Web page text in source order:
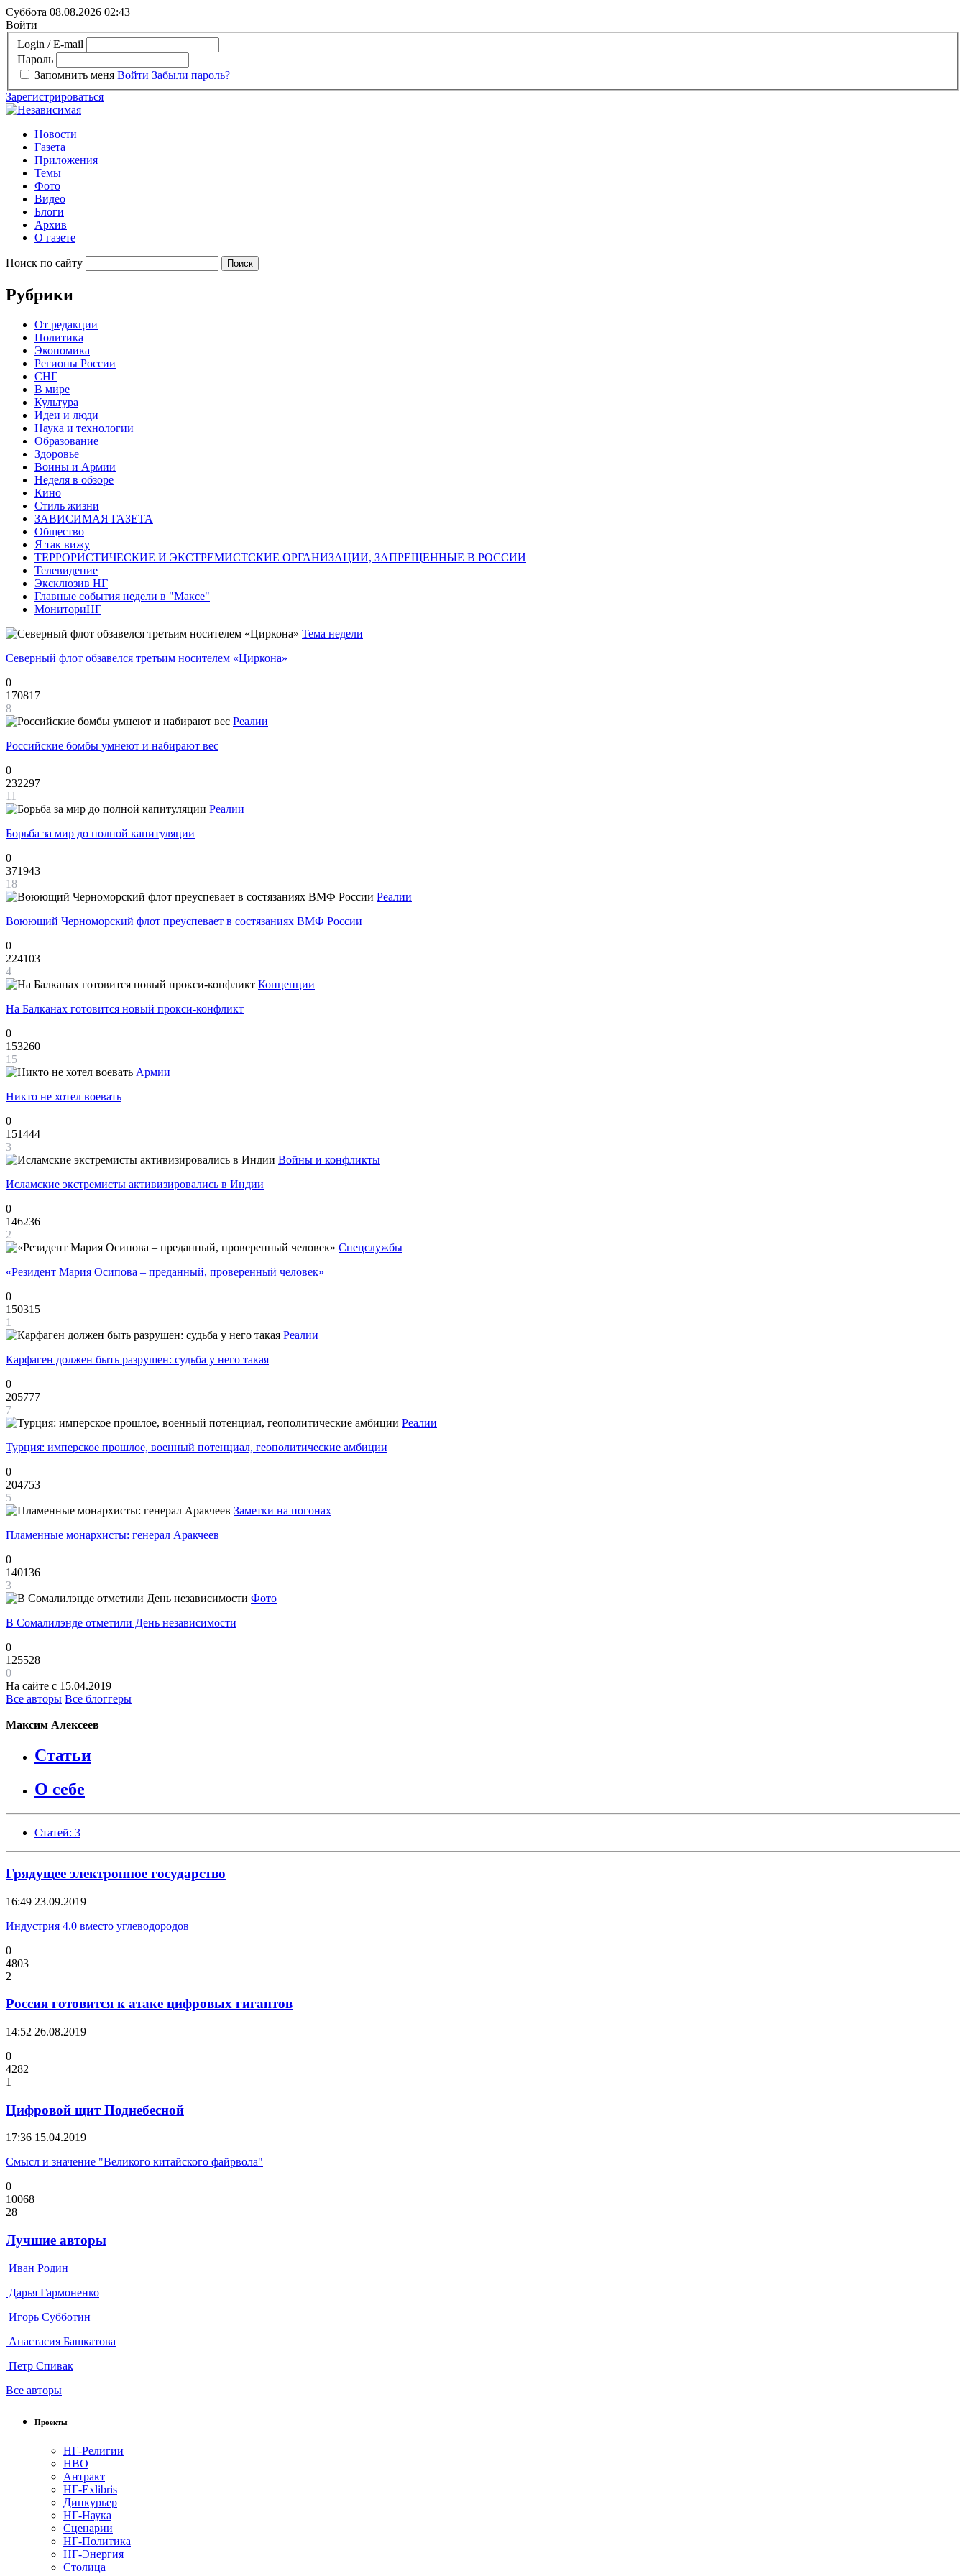
Суббота 08.08.2026 02:43
Войти
Login / E-mail
Пароль
Запомнить меня Войти Забыли пароль?
Зарегистрироваться
Новости
Газета
Приложения
Темы
Фото
Видео
Блоги
Архив
О газете
Поиск по сайту
Рубрики
От редакции
Политика
Экономика
Регионы России
СНГ
В мире
Культура
Идеи и люди
Наука и технологии
Образование
Здоровье
Воины и Армии
Неделя в обзоре
Кино
Стиль жизни
ЗАВИСИМАЯ ГАЗЕТА
Общество
Я так вижу
ТЕРРОРИСТИЧЕСКИЕ И ЭКСТРЕМИСТСКИЕ ОРГАНИЗАЦИИ, ЗАПРЕЩЕННЫЕ В РОССИИ
Телевидение
Эксклюзив НГ
Главные события недели в "Максе"
МониториНГ
Тема недели
Северный флот обзавелся третьим носителем «Циркона»
0
170817
8
Реалии
Российские бомбы умнеют и набирают вес
0
232297
11
Реалии
Борьба за мир до полной капитуляции
0
371943
18
Реалии
Воюющий Черноморский флот преуспевает в состязаниях ВМФ России
0
224103
4
Концепции
На Балканах готовится новый прокси-конфликт
0
153260
15
Армии
Никто не хотел воевать
0
151444
3
Войны и конфликты
Исламские экстремисты активизировались в Индии
0
146236
2
Спецслужбы
«Резидент Мария Осипова – преданный, проверенный человек»
0
150315
1
Реалии
Карфаген должен быть разрушен: судьба у него такая
0
205777
7
Реалии
Турция: имперское прошлое, военный потенциал, геополитические амбиции
0
204753
5
Заметки на погонах
Пламенные монархисты: генерал Аракчеев
0
140136
3
Фото
В Сомалилэнде отметили День независимости
0
125528
0
На сайте с 15.04.2019
Все авторы Все блоггеры
Максим Алексеев
Статьи
О себе
Статей: 3
Грядущее электронное государство
16:49 23.09.2019
Индустрия 4.0 вместо углеводородов
0
4803
2
Россия готовится к атаке цифровых гигантов
14:52 26.08.2019
0
4282
1
Цифровой щит Поднебесной
17:36 15.04.2019
Смысл и значение "Великого китайского файрвола"
0
10068
28
Лучшие авторы
Иван Родин
Дарья Гармоненко
Игорь Субботин
Анастасия Башкатова
Петр Спивак
Все авторы
Проекты
НГ-Религии
НВО
Антракт
НГ-Exlibris
Дипкурьер
НГ-Наука
Сценарии
НГ-Политика
НГ-Энергия
Столица